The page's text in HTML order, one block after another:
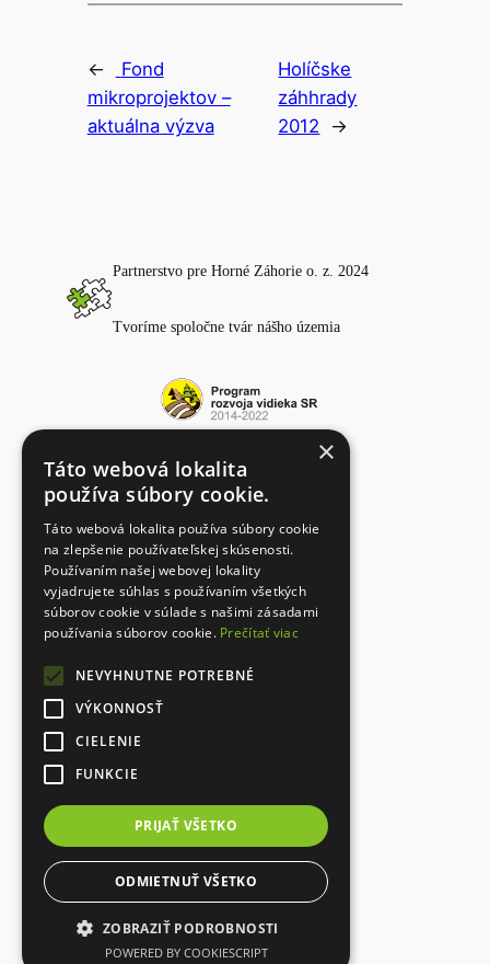
←
Fond
mikroprojektov –
aktuálna výzva
Holíčske
záhhrady
2012
→
Partnerstvo pre Horné Záhorie o. z. 2024
Tvoríme spoločne tvár nášho územia
Fotogaléria
Dokumenty
Ochrana osobných údajov
Designed with
×
Táto webová lokalita
používa súbory cookie.
Táto webová lokalita používa súbory cookie
na zlepšenie používateľskej skúsenosti.
Používaním našej webovej lokality
vyjadrujete súhlas s používaním všetkých
súborov cookie v súlade s našimi zásadami
používania súborov cookie. Prečítať viac
NEVYHNUTNE POTREBNÉ
VÝKONNOSŤ
CIELENIE
FUNKCIE
PRIJAŤ VŠETKO
ODMIETNUŤ VŠETKO
ZOBRAZIŤ PODROBNOSTI
POWERED BY COOKIESCRIPT